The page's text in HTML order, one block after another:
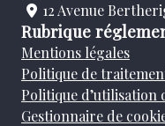
12 Avenue
Rubrique
Mentions légales
Politique de
Politique d’utilisation
Gestionnaire de